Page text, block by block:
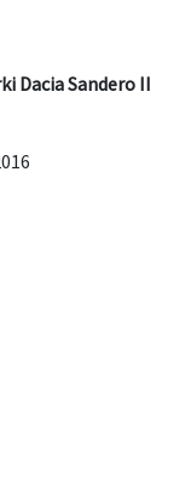
Dacia Sandero II